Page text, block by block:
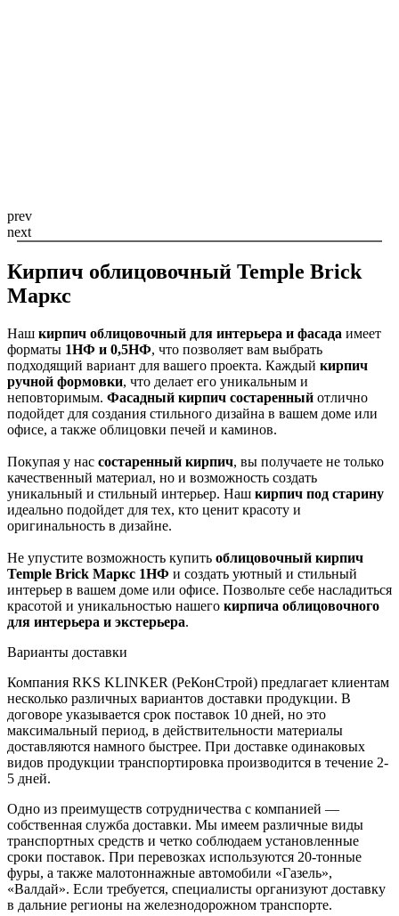
prev
next
Кирпич облицовочный Temple Brick
Маркс
Наш кирпич облицовочный для интерьера и фасада имеет
форматы 1НФ и 0,5НФ, что позволяет вам выбрать
подходящий вариант для вашего проекта. Каждый кирпич
ручной формовки, что делает его уникальным и
неповторимым. Фасадный кирпич состаренный отлично
подойдет для создания стильного дизайна в вашем доме или
офисе, а также облицовки печей и каминов.
Покупая у нас состаренный кирпич, вы получаете не только
качественный материал, но и возможность создать
уникальный и стильный интерьер. Наш кирпич под старину
идеально подойдет для тех, кто ценит красоту и
оригинальность в дизайне.
Не упустите возможность купить облицовочный кирпич
Temple Brick Маркс 1НФ и создать уютный и стильный
интерьер в вашем доме или офисе. Позвольте себе насладиться
красотой и уникальностью нашего кирпича облицовочного
для интерьера и экстерьера.
Варианты доставки
Компания RKS KLINKER (РеКонСтрой) предлагает клиентам
несколько различных вариантов доставки продукции. В
договоре указывается срок поставок 10 дней, но это
максимальный период, в действительности материалы
доставляются намного быстрее. При доставке одинаковых
видов продукции транспортировка производится в течение 2-
5 дней.
Одно из преимуществ сотрудничества с компанией —
собственная служба доставки. Мы имеем различные виды
транспортных средств и четко соблюдаем установленные
сроки поставок. При перевозках используются 20-тонные
фуры, а также малотоннажные автомобили «Газель»,
«Валдай». Если требуется, специалисты организуют доставку
в дальние регионы на железнодорожном транспорте.